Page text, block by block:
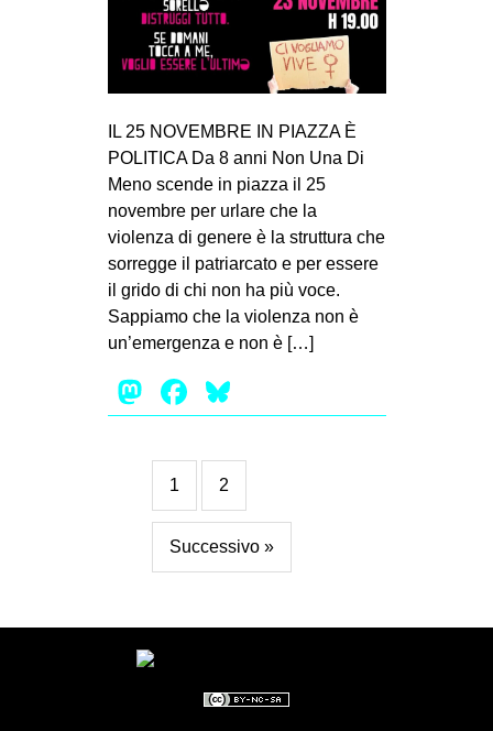
IL 25 NOVEMBRE IN PIAZZA È
POLITICA Da 8 anni Non Una Di
Meno scende in piazza il 25
novembre per urlare che la
violenza di genere è la struttura che
sorregge il patriarcato e per essere
il grido di chi non ha più voce.
Sappiamo che la violenza non è
un’emergenza e non è […]
Mastodon
Facebook
1 2
Successivo »